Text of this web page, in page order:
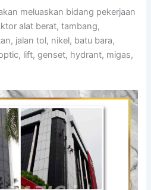
meluaskan bidang pekerjaan
alat berat, tambang,
jalan tol, nikel, batu bara,
lift, genset, hydrant, migas,